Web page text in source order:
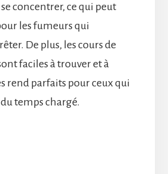
concentrer, ce qui peut
les fumeurs qui
De plus, les cours de
faciles à trouver et à
rend parfaits pour ceux qui
temps chargé.